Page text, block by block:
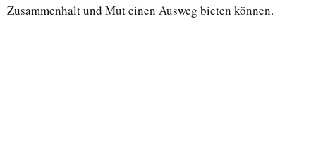
Zusammenhalt und Mut einen Ausweg bieten können.